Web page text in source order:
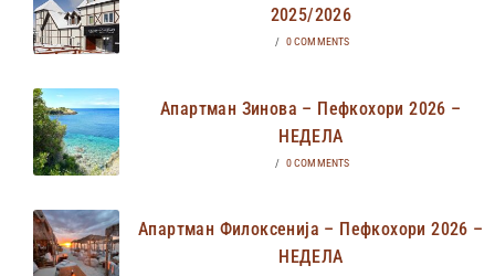
2025/2026
/ 0 COMMENTS
Апартман Зинова – Пефкохори 2026 –
НЕДЕЛА
/ 0 COMMENTS
Апартман Филоксенија – Пефкохори 2026 –
НЕДЕЛА